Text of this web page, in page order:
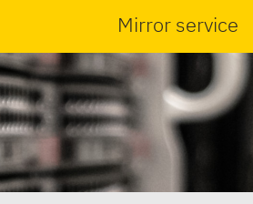
Mirror service